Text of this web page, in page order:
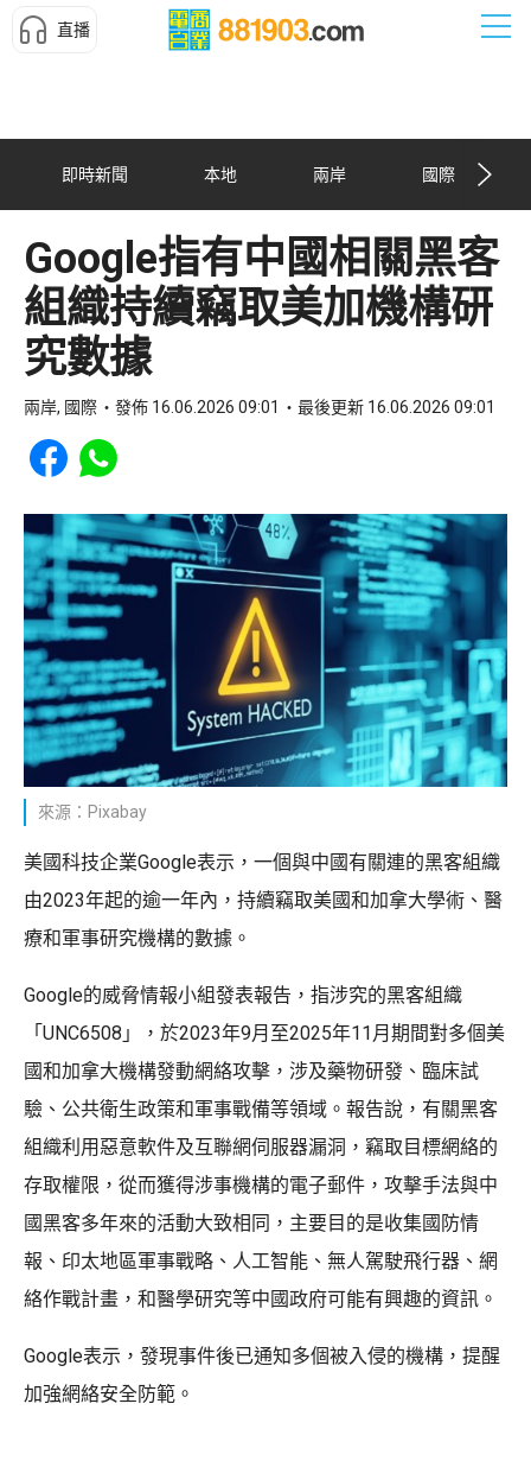
直播
即時新聞 本地 兩岸 國際
Google指有中國相關黑客
組織持續竊取美加機構研
究數據
兩岸, 國際 發佈 16.06.2026 09:01 最後更新 16.06.2026 09:01
Share to Facebook
Share to WhatsApp
來源：Pixabay
美國科技企業Google表示，一個與中國有關連的黑客組織
由2023年起的逾一年內，持續竊取美國和加拿大學術、醫
療和軍事研究機構的數據。
Google的威脅情報小組發表報告，指涉究的黑客組織
「UNC6508」，於2023年9月至2025年11月期間對多個美
國和加拿大機構發動網絡攻擊，涉及藥物研發、臨床試
驗、公共衛生政策和軍事戰備等領域。報告說，有關黑客
組織利用惡意軟件及互聯網伺服器漏洞，竊取目標網絡的
存取權限，從而獲得涉事機構的電子郵件，攻擊手法與中
國黑客多年來的活動大致相同，主要目的是收集國防情
報、印太地區軍事戰略、人工智能、無人駕駛飛行器、網
絡作戰計畫，和醫學研究等中國政府可能有興趣的資訊。
Google表示，發現事件後已通知多個被入侵的機構，提醒
加強網絡安全防範。